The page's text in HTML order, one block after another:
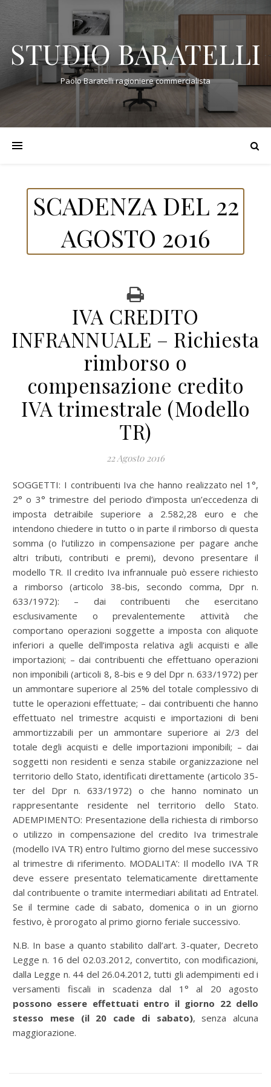
STUDIO BARATELLI
Paolo Baratelli ragioniere commercialista
SCADENZA DEL 22
AGOSTO 2016
IVA CREDITO
INFRANNUALE – Richiesta
rimborso o
compensazione credito
IVA trimestrale (Modello
TR)
22 Agosto 2016
SOGGETTI: I contribuenti Iva che hanno realizzato nel 1°,
2° o 3° trimestre del periodo d’imposta un’eccedenza di
imposta detraibile superiore a 2.582,28 euro e che
intendono chiedere in tutto o in parte il rimborso di questa
somma (o l’utilizzo in compensazione per pagare anche
altri tributi, contributi e premi), devono presentare il
modello TR. Il credito Iva infrannuale può essere richiesto
a rimborso (articolo 38-bis, secondo comma, Dpr n.
633/1972): – dai contribuenti che esercitano
esclusivamente o prevalentemente attività che
comportano operazioni soggette a imposta con aliquote
inferiori a quelle dell’imposta relativa agli acquisti e alle
importazioni; – dai contribuenti che effettuano operazioni
non imponibili (articoli 8, 8-bis e 9 del Dpr n. 633/1972) per
un ammontare superiore al 25% del totale complessivo di
tutte le operazioni effettuate; – dai contribuenti che hanno
effettuato nel trimestre acquisti e importazioni di beni
ammortizzabili per un ammontare superiore ai 2/3 del
totale degli acquisti e delle importazioni imponibili; – dai
soggetti non residenti e senza stabile organizzazione nel
territorio dello Stato, identificati direttamente (articolo 35-
ter del Dpr n. 633/1972) o che hanno nominato un
rappresentante residente nel territorio dello Stato.
ADEMPIMENTO: Presentazione della richiesta di rimborso
o utilizzo in compensazione del credito Iva trimestrale
(modello IVA TR) entro l’ultimo giorno del mese successivo
al trimestre di riferimento. MODALITA’: Il modello IVA TR
deve essere presentato telematicamente direttamente
dal contribuente o tramite intermediari abilitati ad Entratel.
Se il termine cade di sabato, domenica o in un giorno
festivo, è prorogato al primo giorno feriale successivo.
N.B. In base a quanto stabilito dall’art. 3-quater, Decreto
Legge n. 16 del 02.03.2012, convertito, con modificazioni,
dalla Legge n. 44 del 26.04.2012, tutti gli adempimenti ed i
versamenti fiscali in scadenza dal 1° al 20 agosto
possono essere effettuati entro il giorno 22 dello
stesso mese (il 20 cade di sabato), senza alcuna
maggiorazione.